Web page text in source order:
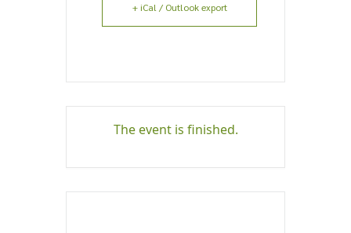
+ iCal / Outlook export
The event is finished.